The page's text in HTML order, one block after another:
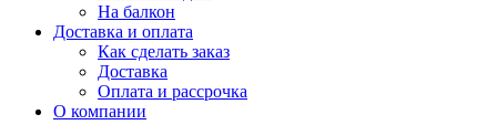
На балкон
Доставка и оплата
Как сделать заказ
Доставка
Оплата и рассрочка
О компании